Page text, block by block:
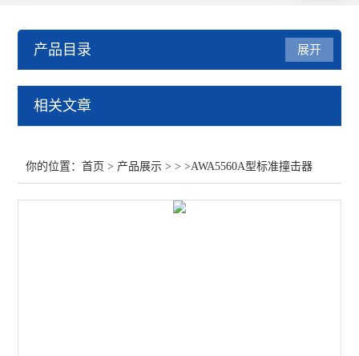
产品目录
声级计/噪音计/振动测试仪
积分声级计
多功能声级计
展开
相关文章
你的位置：首页 > 产品展示 > > >AWA5560A型标准撞击器